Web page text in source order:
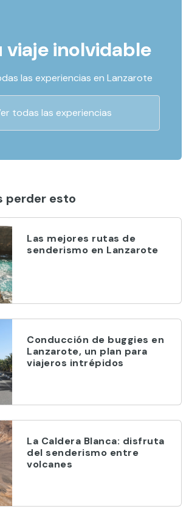
viaje inolvidable
las experiencias en Lanzarote
todas las experiencias
perder esto
Las mejores rutas de
senderismo en Lanzarote
Conducción de buggies en
Lanzarote, un plan para
viajeros intrépidos
La Caldera Blanca: disfruta
del senderismo entre
volcanes